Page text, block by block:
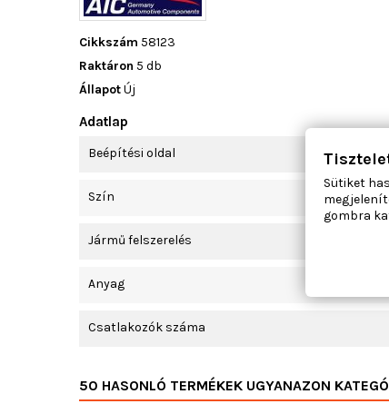
Cikkszám 58123
Raktáron 5 db
ÁllapotÚj
Adatlap
Beépítési oldal
Szín
Jármű felszerelés
Anyag
Csatlakozók száma
50 HASONLÓ TERMÉKEK UGYANAZON
Sütiket
gombra